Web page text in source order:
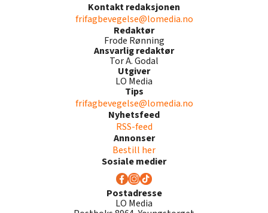
Kontakt redaksjonen
frifagbevegelse@lomedia.no
Redaktør
Frode Rønning
Ansvarlig redaktør
Tor A. Godal
Utgiver
LO Media
Tips
frifagbevegelse@lomedia.no
Nyhetsfeed
RSS-feed
Annonser
Bestill her
Sosiale medier
Postadresse
LO Media